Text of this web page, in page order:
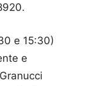
e 15:30)
e